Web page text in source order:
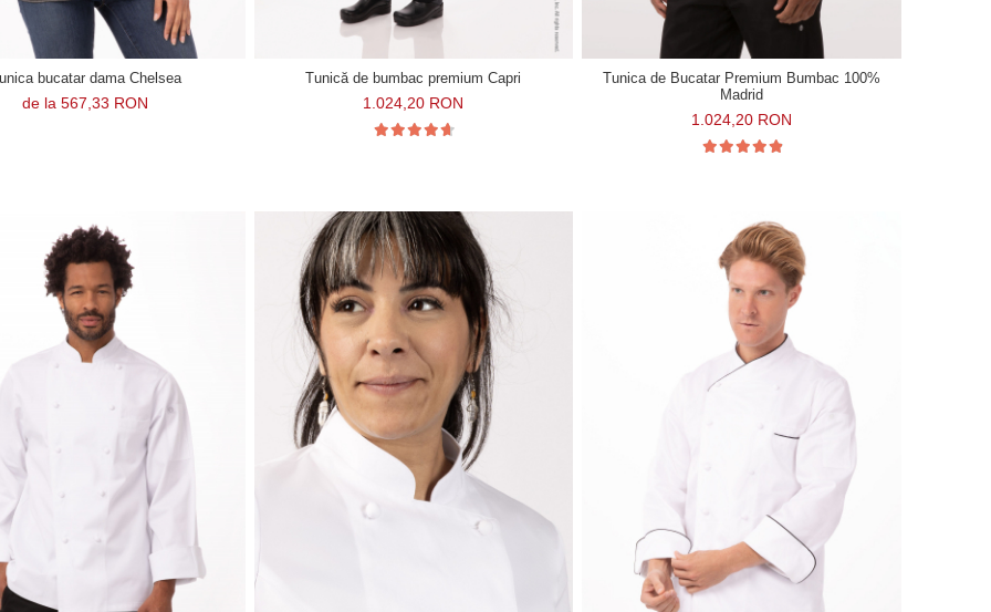
bucatar dama Chelsea
de la 567,33 RON
Tunică de bumbac premium Capri
1.024,20 RON
Tunica de Bucatar Premium Bumbac 100%
Madrid
1.024,20 RON